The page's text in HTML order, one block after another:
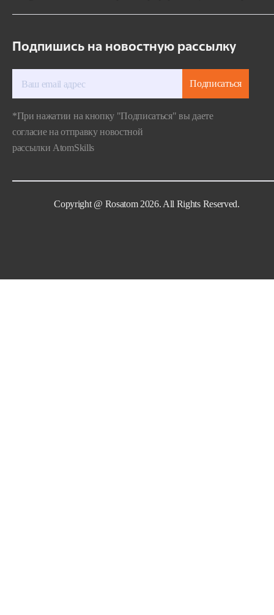
Подпишись на новостную рассылку
Подписаться
*При нажатии на кнопку "Подписаться" вы даете
согласие на отправку новостной
рассылки AtomSkills
Copyright @ Rosatom 2026. All Rights Reserved.